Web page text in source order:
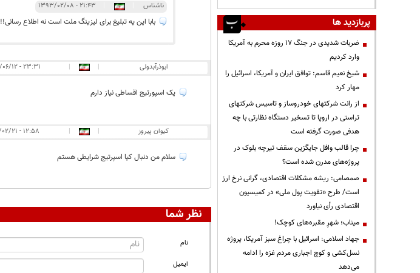
ناشناس ۲۱:۴۳ - ۱۳۹۳/۰۲/۰۸
بابا این یه تبلیغ برای لیزینگ ملت است نه اطلاع رسانی!!
ابوذرآبدولی |
| ۲۳:۳۱ - ۱۳۹۳/۰۶/۱۲
یک اسپورتیج اقساطی نیاز دارم
کیوان پیروز |
| ۱۲:۵۸ - ۱۳۹۴/۰۲/۲۱
سلام من دنبال کیا اسپرتیج شرایطی هستم
نظر شما
نام
ایمیل
پربازدید ها
ضربات شدیدی در جنگ ۱۷ روزه محرم به آمریکا
وارد کردیم
شیخ نعیم قاسم: توافق ایران و آمریکا، اسرائیل را
مهار کرد
از رانت‌ شرکتهای خودروساز و تاسیس شرکتهای
تراستی در اروپا تا تسخیر دستگاه نظارتی با چه
هدفی صورت گرفته است
چرا قالب وافل جایگزین سقف تیرچه بلوک در
پروژه‌های مدرن شده است؟
صمصامی: ریشه مشکلات اقتصادی، گرانی نرخ ارز
است/ طرح «تقویت پول ملی» در کمیسیون
اقتصادی رأی نیاورد
میناب؛ شهرِ مقبره‌های کوچک!
جهاد اسلامی: اسرائیل با چراغ سبز آمریکا، پروژه
نسل‌کشی و کوچ اجباری مردم غزه را ادامه
می‌دهد